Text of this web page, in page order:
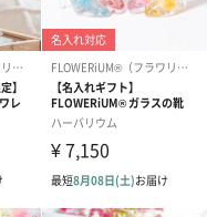
イズとデザイン
てしまった、という事
、手のひらにものるサ
困りません。